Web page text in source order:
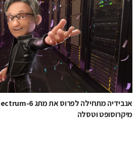
מיקרוסופט וטסלה